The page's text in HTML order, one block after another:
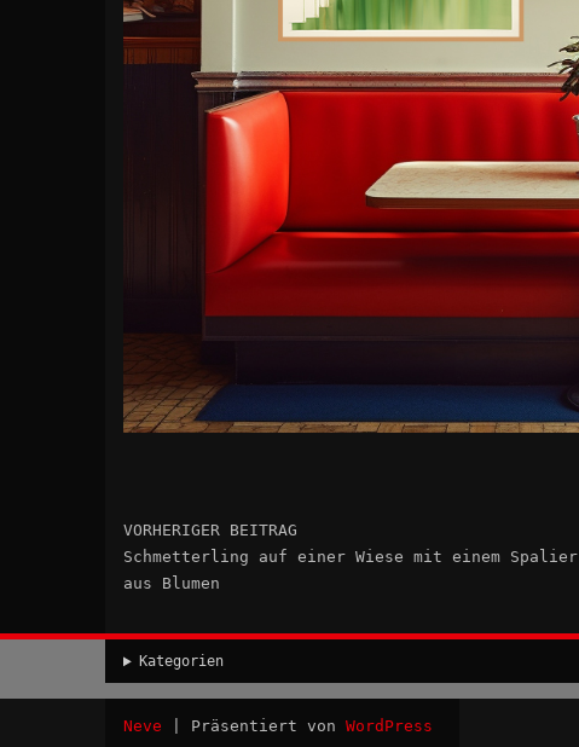
VORHERIGER BEITRAG
Schmetterling auf einer Wiese mit einem Spalier
aus Blumen
Kategorien
Neve | Präsentiert von WordPress